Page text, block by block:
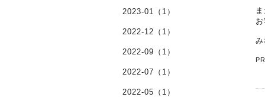
2023-01（1）
2022-12（1）
2022-09（1）
2022-07（1）
2022-05（1）